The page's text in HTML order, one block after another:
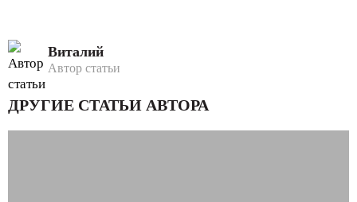
Виталий
Автор статьи
ДРУГИЕ СТАТЬИ АВТОРА